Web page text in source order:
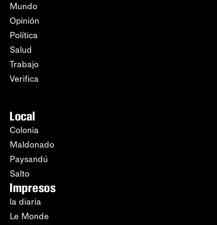
Mundo
Opinión
Política
Salud
Trabajo
Verifica
Local
Colonia
Maldonado
Paysandú
Salto
Impresos
la diaria
Le Monde